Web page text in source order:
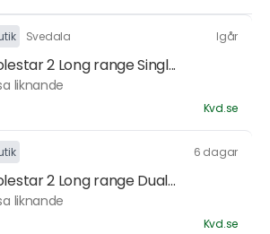
Svedala Igår
2 Long range Singl...
liknande
Kvd.se
6 dagar
2 Long range Dual...
liknande
Kvd.se